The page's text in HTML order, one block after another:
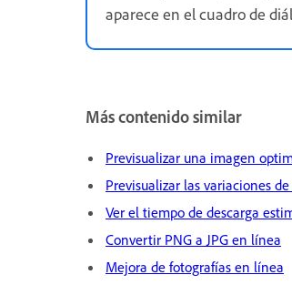
aparece en el cuadro de
Más contenido similar
Previsualizar una imagen
Previsualizar las variaciones
Ver el tiempo de descarga
Convertir PNG a JPG en línea
Mejora de fotografías en línea